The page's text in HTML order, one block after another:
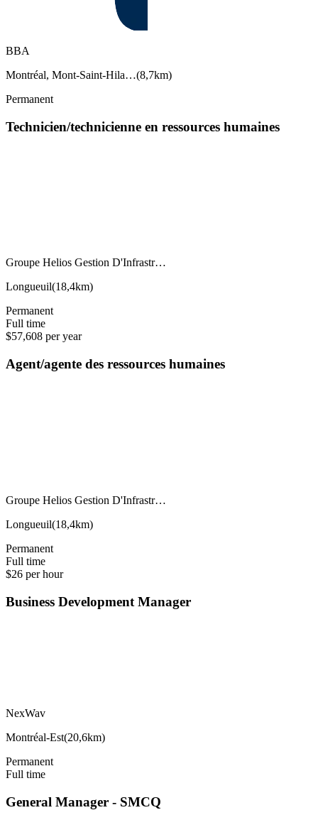
BBA
Montréal, Mont-Saint-Hila…(8,7km)
Permanent
Technicien/technicienne en ressources humaines
Groupe Helios Gestion D'Infrastr…
Longueuil(18,4km)
Permanent
Full time
$57,608 per year
Agent/agente des ressources humaines
Groupe Helios Gestion D'Infrastr…
Longueuil(18,4km)
Permanent
Full time
$26 per hour
Business Development Manager
NexWav
Montréal-Est(20,6km)
Permanent
Full time
General Manager - SMCQ